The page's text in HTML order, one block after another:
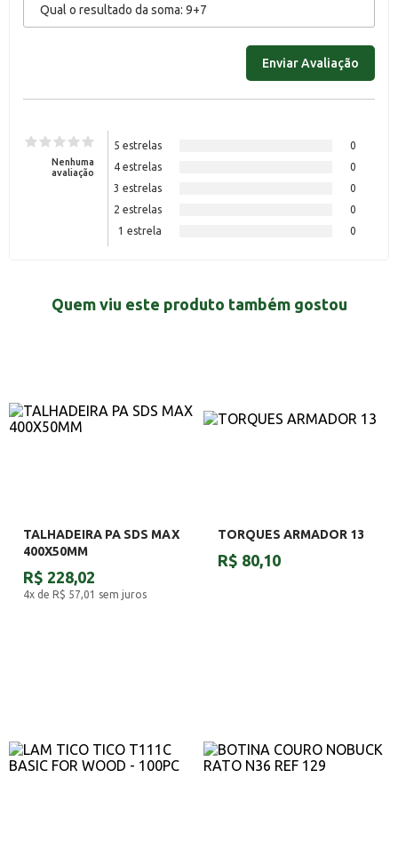
Nenhuma
avaliação
5 estrelas
0
4 estrelas
0
3 estrelas
0
2 estrelas
0
1 estrela
0
Quem viu este produto também gostou
TALHADEIRA PA SDS MAX
400X50MM
R$ 228,02
4x de R$ 57,01 sem juros
TORQUES ARMADOR 13
R$ 80,10